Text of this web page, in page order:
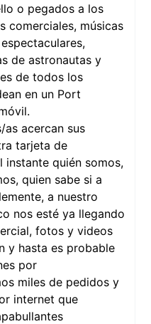
o pegados a los
comerciales, músicas
de astronautas y
de todos los
en un Port
as acercan sus
tarjeta de
instante quién somos,
quien sabe si a
a nuestro
nos esté ya llegando
fotos y videos
y hasta es probable
por
miles de pedidos y
internet que